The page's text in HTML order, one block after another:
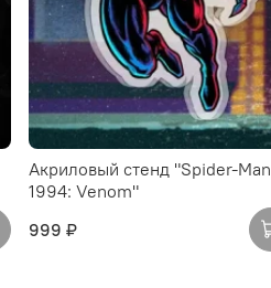
Акриловый стенд "Spider-Man
1994: Venom"
999 ₽